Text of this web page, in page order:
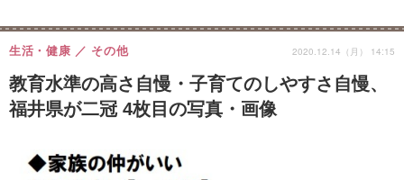
教育水準の高さ自慢・子育てのしやすさ自慢、
福井県が二冠 4枚目の写真・画像
生活・健康 その他 2020.12.14（月） 14:15